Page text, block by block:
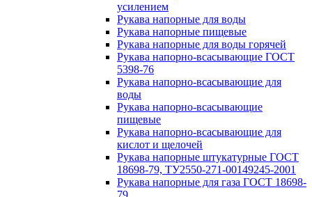
усилением
Рукава напорные для воды
Рукава напорные пищевые
Рукава напорные для воды горячей
Рукава напорно-всасывающие ГОСТ
5398-76
Рукава напорно-всасывающие для
воды
Рукава напорно-всасывающие
пищевые
Рукава напорно-всасывающие для
кислот и щелочей
Рукава напорные штукатурные ГОСТ
18698-79, ТУ2550-271-00149245-2001
Рукава напорные для газа ГОСТ 18698-
79